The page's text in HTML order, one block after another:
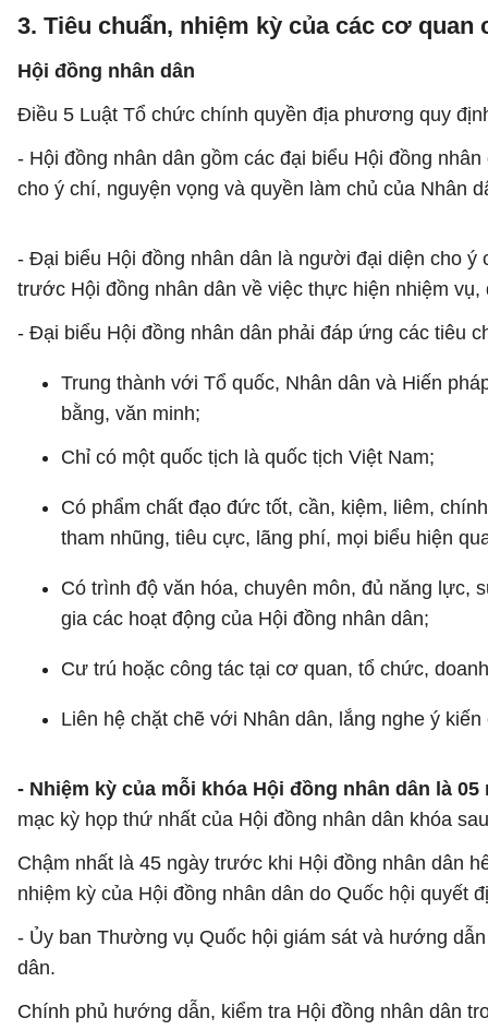
3. Tiêu chuẩn, nhiệm kỳ của các cơ
Hội đồng nhân dân
Điều 5 Luật Tổ chức chính quyền địa phương quy
- Hội đồng nhân dân gồm các đại biểu Hội đồng
cho ý chí, nguyện vọng và quyền làm chủ của Nhân
- Đại biểu Hội đồng nhân dân là người đại diện cho
trước Hội đồng nhân dân về việc thực hiện nhiệm
- Đại biểu Hội đồng nhân dân phải đáp ứng các tiêu
Trung thành với Tổ quốc, Nhân dân và Hiến
bằng, văn minh;
Chỉ có một quốc tịch là quốc tịch Việt Nam;
Có phẩm chất đạo đức tốt, cần, kiệm, liêm,
tham nhũng, tiêu cực, lãng phí, mọi biểu hiện
Có trình độ văn hóa, chuyên môn, đủ năng lực,
gia các hoạt động của Hội đồng nhân dân;
Cư trú hoặc công tác tại cơ quan, tổ chức,
Liên hệ chặt chẽ với Nhân dân, lắng nghe ý
- Nhiệm kỳ của mỗi khóa Hội đồng nhân dân là
mạc kỳ họp thứ nhất của Hội đồng nhân dân khóa
Chậm nhất là 45 ngày trước khi Hội đồng nhân dân
nhiệm kỳ của Hội đồng nhân dân do Quốc hội quyết
- Ủy ban Thường vụ Quốc hội giám sát và hướng
dân.
Chính phủ hướng dẫn, kiểm tra Hội đồng nhân dân